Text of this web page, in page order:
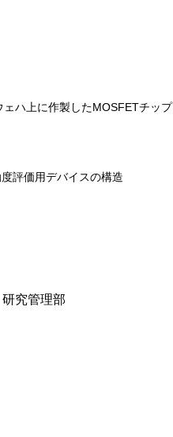
ェハ上に作製したMOSFETチップ
評価用デバイスの構造
究管理部